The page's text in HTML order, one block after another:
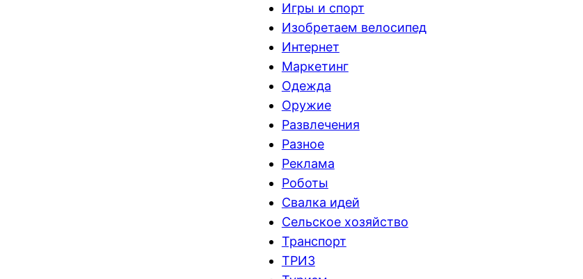
Игры и спорт
Изобретаем велосипед
Интернет
Маркетинг
Одежда
Оружие
Развлечения
Разное
Реклама
Роботы
Свалка идей
Сельское хозяйство
Транспорт
ТРИЗ